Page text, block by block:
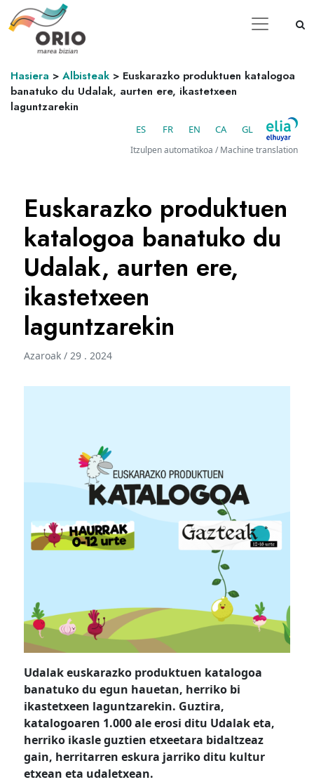
Hasiera > Albisteak > Euskarazko produktuen katalogoa
banatuko du Udalak, aurten ere, ikastetxeen
laguntzarekin
ES FR EN CA GL
Itzulpen automatikoa / Machine translation
Euskarazko produktuen
katalogoa banatuko du
Udalak, aurten ere,
ikastetxeen
laguntzarekin
Azaroak / 29 . 2024
Udalak euskarazko produktuen katalogoa
banatuko du egun hauetan, herriko bi
ikastetxeen laguntzarekin. Guztira,
katalogoaren 1.000 ale erosi ditu Udalak eta,
herriko ikasle guztien etxeetara bidaltzeaz
gain, herritarren eskura jarriko ditu kultur
etxean eta udaletxean.